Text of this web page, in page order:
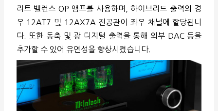
리트 밸런스 OP 앰프를 사용하며, 하이브리드 출력의 경
우 12AT7 및 12AX7A 진공관이 좌우 채널에 할당됩니
다. 또한 동축 및 광 디지털 출력을 통해 외부 DAC 등을
추가할 수 있어 유연성을 향상시켰습니다.